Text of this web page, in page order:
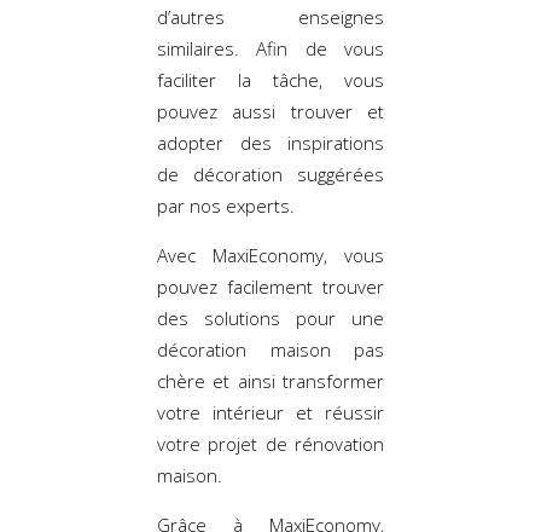
d’autres enseignes
similaires. Afin de vous
faciliter la tâche, vous
pouvez aussi trouver et
adopter des inspirations
de décoration suggérées
par nos experts.
Avec MaxiEconomy, vous
pouvez facilement trouver
des solutions pour une
décoration maison pas
chère et ainsi transformer
votre intérieur et réussir
votre projet de rénovation
maison.
Grâce à MaxiEconomy,